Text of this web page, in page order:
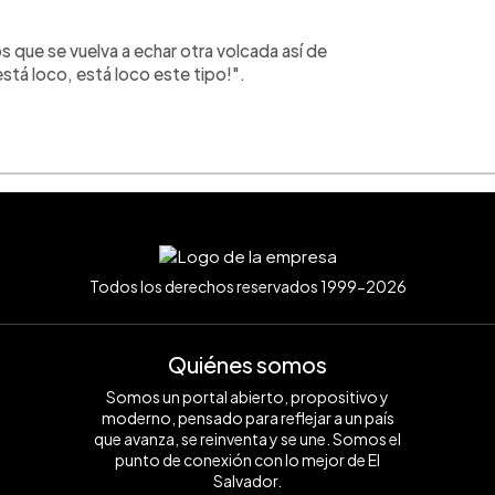
que se vuelva a echar otra volcada así de
loco, está loco este tipo!".
Todos los derechos reservados 1999-2026
Quiénes somos
Somos un portal abierto, propositivo y
moderno, pensado para reflejar a un país
que avanza, se reinventa y se une. Somos el
punto de conexión con lo mejor de El
Salvador.